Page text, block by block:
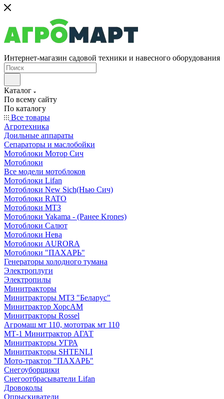
Интернет-магазин садовой техники и навесного оборудования
Каталог
По всему сайту
По каталогу
Все товары
Агротехника
Доильные аппараты
Сепараторы и маслобойки
Мотоблоки Мотор Сич
Мотоблоки
Все модели мотоблоков
Мотоблоки Lifan
Мотоблоки New Sich(Нью Сич)
Мотоблоки RATO
Мотоблоки МТЗ
Мотоблоки Yakama - (Ранее Krones)
Мотоблоки Салют
Мотоблоки Нева
Мотоблоки AURORA
Мотоблоки "ПАХАРЬ"
Генераторы холодного тумана
Электроплуги
Электропилы
Минитракторы
Минитракторы МТЗ "Беларус"
Минитрактор ХорсАМ
Минитракторы Rossel
Агромаш мт 110, мототрак мт 110
МТ-1 Минитрактор АГАТ
Минитракторы УГРА
Минитракторы SHTENLI
Мото-трактор "ПАХАРЬ"
Снегоуборщики
Снегоотбрасыватели Lifan
Дровоколы
Опрыскиватели